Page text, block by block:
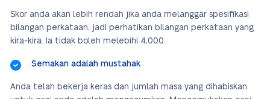
Skor anda akan lebih rendah jika anda melanggar spesifikasi
bilangan perkataan, jadi perhatikan bilangan perkataan yang
kira-kira. Ia tidak boleh melebihi 4,000.
Semakan adalah mustahak
Anda telah bekerja keras dan jumlah masa yang dihabiskan